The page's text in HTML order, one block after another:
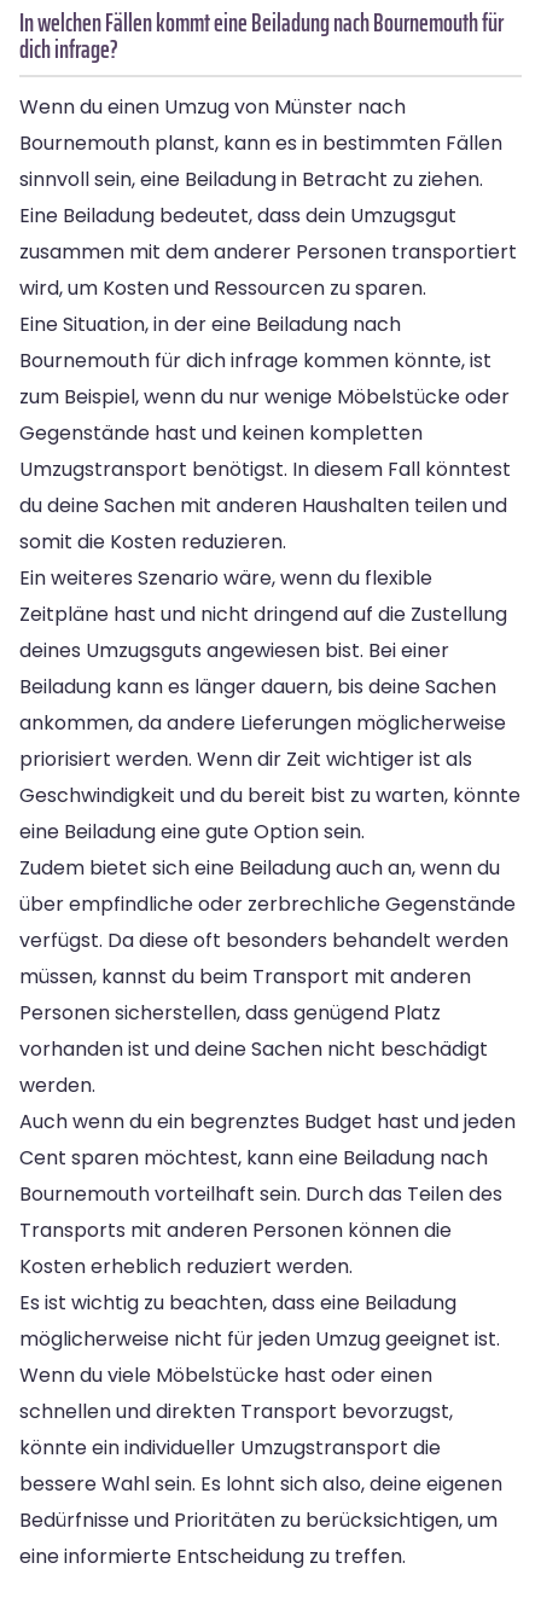
In welchen Fällen kommt eine Beiladung nach Bournemouth für
dich infrage?
Wenn du einen Umzug von Münster nach
Bournemouth planst, kann es in bestimmten Fällen
sinnvoll sein, eine Beiladung in Betracht zu ziehen.
Eine Beiladung bedeutet, dass dein Umzugsgut
zusammen mit dem anderer Personen transportiert
wird, um Kosten und Ressourcen zu sparen.
Eine Situation, in der eine Beiladung nach
Bournemouth für dich infrage kommen könnte, ist
zum Beispiel, wenn du nur wenige Möbelstücke oder
Gegenstände hast und keinen kompletten
Umzugstransport benötigst. In diesem Fall könntest
du deine Sachen mit anderen Haushalten teilen und
somit die Kosten reduzieren.
Ein weiteres Szenario wäre, wenn du flexible
Zeitpläne hast und nicht dringend auf die Zustellung
deines Umzugsguts angewiesen bist. Bei einer
Beiladung kann es länger dauern, bis deine Sachen
ankommen, da andere Lieferungen möglicherweise
priorisiert werden. Wenn dir Zeit wichtiger ist als
Geschwindigkeit und du bereit bist zu warten, könnte
eine Beiladung eine gute Option sein.
Zudem bietet sich eine Beiladung auch an, wenn du
über empfindliche oder zerbrechliche Gegenstände
verfügst. Da diese oft besonders behandelt werden
müssen, kannst du beim Transport mit anderen
Personen sicherstellen, dass genügend Platz
vorhanden ist und deine Sachen nicht beschädigt
werden.
Auch wenn du ein begrenztes Budget hast und jeden
Cent sparen möchtest, kann eine Beiladung nach
Bournemouth vorteilhaft sein. Durch das Teilen des
Transports mit anderen Personen können die
Kosten erheblich reduziert werden.
Es ist wichtig zu beachten, dass eine Beiladung
möglicherweise nicht für jeden Umzug geeignet ist.
Wenn du viele Möbelstücke hast oder einen
schnellen und direkten Transport bevorzugst,
könnte ein individueller Umzugstransport die
bessere Wahl sein. Es lohnt sich also, deine eigenen
Bedürfnisse und Prioritäten zu berücksichtigen, um
eine informierte Entscheidung zu treffen.